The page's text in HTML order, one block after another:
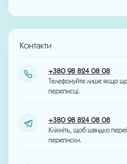
Контакти
+380 98 824 08 08
Телефонуйте лише якщо
переписці.
+380 98 824 08 08
Клікніть, щоб швидко
переписки.